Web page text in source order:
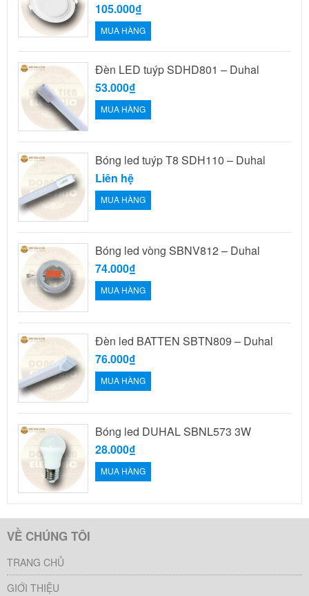
105.000₫
MUA HÀNG
Đèn LED tuýp SDHD801 – Duhal
53.000₫
MUA HÀNG
Bóng led tuýp T8 SDH110 – Duhal
Liên hệ
MUA HÀNG
Bóng led vòng SBNV812 – Duhal
74.000₫
MUA HÀNG
Đèn led BATTEN SBTN809 – Duhal
76.000₫
MUA HÀNG
Bóng led DUHAL SBNL573 3W
28.000₫
MUA HÀNG
VỀ CHÚNG TÔI
TRANG CHỦ
GIỚI THIỆU